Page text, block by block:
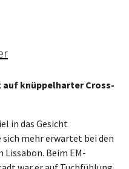
knüppelharter Cross-
in das Gesicht
mehr erwartet bei den
Beim EM-